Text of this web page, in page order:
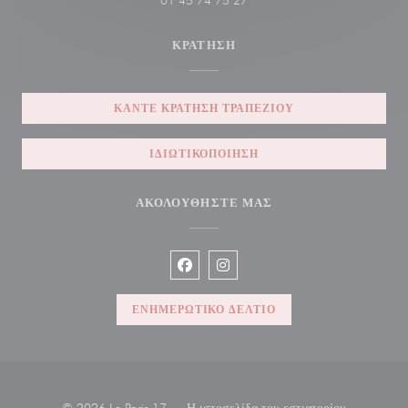
ΚΡΆΤΗΣΗ
ΚΆΝΤΕ ΚΡΆΤΗΣΗ ΤΡΑΠΕΖΙΟΎ
ΙΔΙΩΤΙΚΟΠΟΊΗΣΗ
ΑΚΟΛΟΥΘΉΣΤΕ ΜΑΣ
Facebook ((ανοίγει σε νέο
Instagram ((ανοίγει σε νέο
ΕΝΗΜΕΡΩΤΙΚΌ ΔΕΛΤΊΟ